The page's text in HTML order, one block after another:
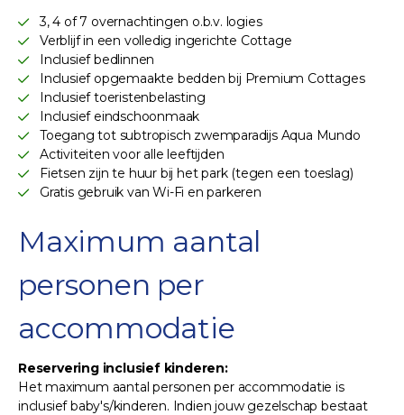
3, 4 of 7 overnachtingen o.b.v. logies
Verblijf in een volledig ingerichte Cottage
Inclusief bedlinnen
Inclusief opgemaakte bedden bij Premium Cottages
Inclusief toeristenbelasting
Inclusief eindschoonmaak
Toegang tot subtropisch zwemparadijs Aqua Mundo
Activiteiten voor alle leeftijden
Fietsen zijn te huur bij het park (tegen een toeslag)
Gratis gebruik van Wi-Fi en parkeren
Maximum aantal
personen per
accommodatie
Reservering inclusief kinderen:
Het maximum aantal personen per accommodatie is
inclusief baby's/kinderen. Indien jouw gezelschap bestaat